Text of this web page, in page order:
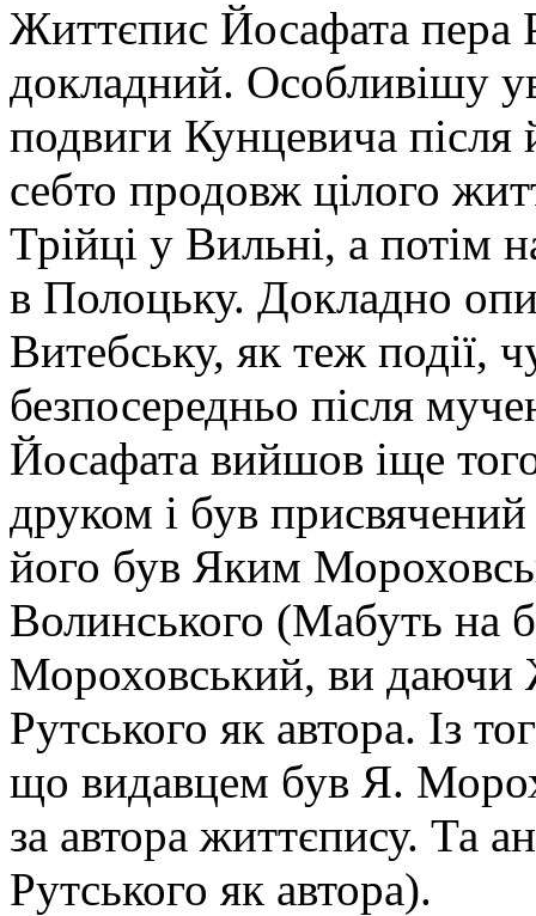
Життєпис Йосафата пера
докладний. Особливішу
подвиги Кунцевича після
себто продовж цілого
Трійці у Вильні, а потім
в Полоцьку. Докладно
Витебську, як теж події,
безпосередньо після
Йосафата вийшов іще
друком і був
його був Яким
Волинського (Мабуть на
Мороховський, ви даючи
Рутського як автора. Із
що видавцем був Я.
за автора життєпису. Та
Рутського як автора).